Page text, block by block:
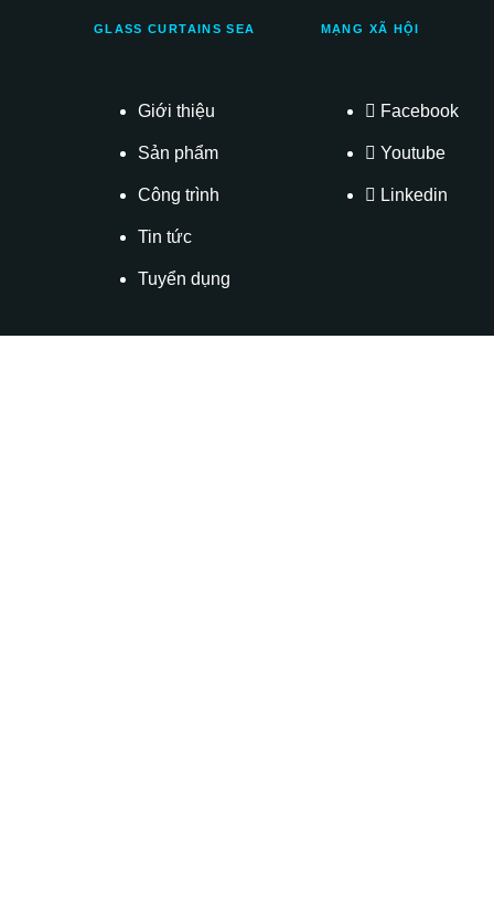
GLASS CURTAINS SEA
Giới thiệu
Sản phẩm
Công trình
Tin tức
Tuyển dụng
MẠNG XÃ HỘI
Facebook
Youtube
Linkedin